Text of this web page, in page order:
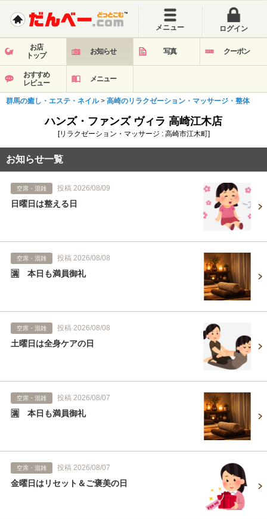
メニュー ログイン
お店
トップ
お知らせ 写真 クーポン
おすすめ
レビュー
メニュー
群馬の癒し・エステ・ネイル> 高崎のリラクゼーション・マッサージ・整体
ハンズ・ファンズ ヴィラ 高崎江木店
[リラクゼーション・マッサージ : 高崎市江木町]
お知らせ一覧
空席・混雑 投稿 2026/08/09
日曜日は整える日
空席・混雑 投稿 2026/08/08
🈵 本日も満員御礼
空席・混雑 投稿 2026/08/08
土曜日は全身ケアの日
空席・混雑 投稿 2026/08/07
🈵 本日も満員御礼
空席・混雑 投稿 2026/08/07
金曜日はリセット＆ご褒美の日